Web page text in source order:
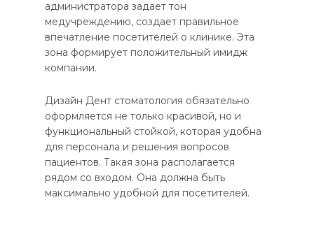
администратора задает тон
медучреждению, создает правильное
впечатление посетителей о клинике. Эта
зона формирует положительный имидж
компании.
Дизайн Дент стоматология обязательно
оформляется не только красивой, но и
функциональный стойкой, которая удобна
для персонала и решения вопросов
пациентов. Такая зона располагается
рядом со входом. Она должна быть
максимально удобной для посетителей.